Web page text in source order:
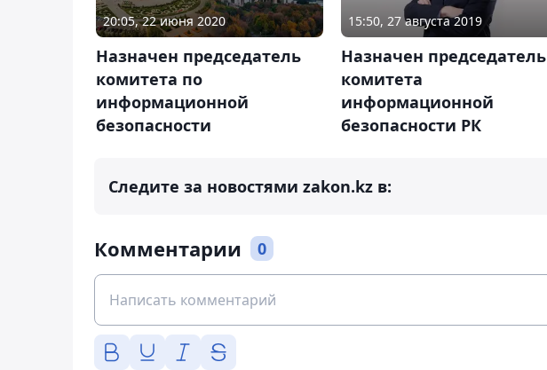
20:05, 22 июня 2020
Назначен председатель
комитета по
информационной
безопасности
15:50, 27 августа 2019
Назначен председатель
комитета
информационной
безопасности РК
Следите за новостями zakon.kz в:
Комментарии 0